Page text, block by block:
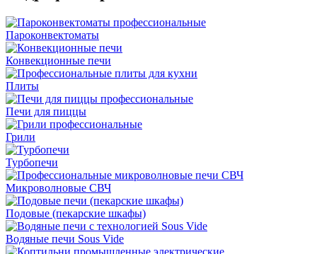
Пароконвектоматы
Конвекционные печи
Плиты
Печи для пиццы
Грили
Турбопечи
Микроволновые СВЧ
Подовые (пекарские шкафы)
Водяные печи Sous Vide